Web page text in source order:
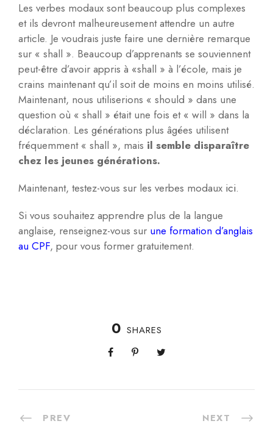
Les verbes modaux sont beaucoup plus complexes
et ils devront malheureusement attendre un autre
article. Je voudrais juste faire une dernière remarque
sur « shall ». Beaucoup d’apprenants se souviennent
peut-être d’avoir appris à «shall » à l’école, mais je
crains maintenant qu’il soit de moins en moins utilisé.
Maintenant, nous utiliserions « should » dans une
question où « shall » était une fois et « will » dans la
déclaration. Les générations plus âgées utilisent
fréquemment « shall », mais il semble disparaître
chez les jeunes générations.
Maintenant, testez-vous sur les verbes modaux ici.
Si vous souhaitez apprendre plus de la langue
anglaise, renseignez-vous sur une formation d’anglais
au CPF, pour vous former gratuitement.
0 SHARES
PREV NEXT